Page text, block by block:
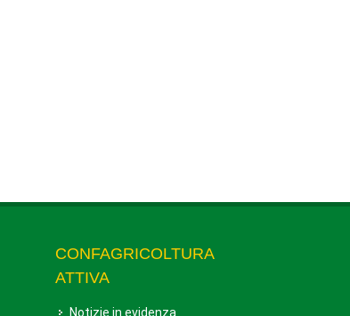
CONFAGRICOLTURA
ATTIVA
Notizie in evidenza